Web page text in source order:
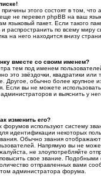
этого состоят в том,
не перевел phpBB на ваш
языковый пакет. Если такого
и распространить по всему
на него находится внизу
вместе со своим именем?
тем под именем
это звёздочки, квадратики
Другое, обычно более крупное
Если вы не можете
и выяснить у
изменить его?
форумов используют систему
идентификации некоторых
Обычно звания
Напрямую вы не
не злоупотребляйте
свое звание.
отправленных вами
администратора форума.